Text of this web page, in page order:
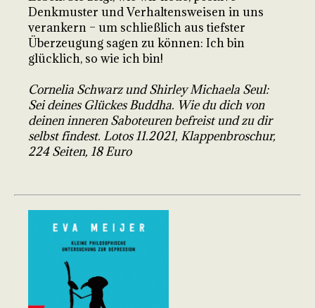
Denkmuster und Verhaltensweisen in uns
verankern – um schließlich aus tiefster
Überzeugung sagen zu können: Ich bin
glücklich, so wie ich bin!
Cornelia Schwarz und Shirley Michaela Seul:
Sei deines Glückes Buddha. Wie du dich von
deinen inneren Saboteuren befreist und zu dir
selbst findest. Lotos 11.2021, Klappenbroschur,
224 Seiten, 18 Euro